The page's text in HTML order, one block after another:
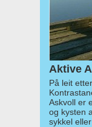
Aktive
På leit
Askvoll er
og kysten
sykkel